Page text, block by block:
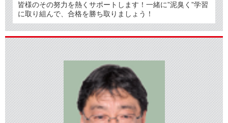
皆様のその努力を熱くサポートします！一緒に”泥臭く”学習
に取り組んで、合格を勝ち取りましょう！